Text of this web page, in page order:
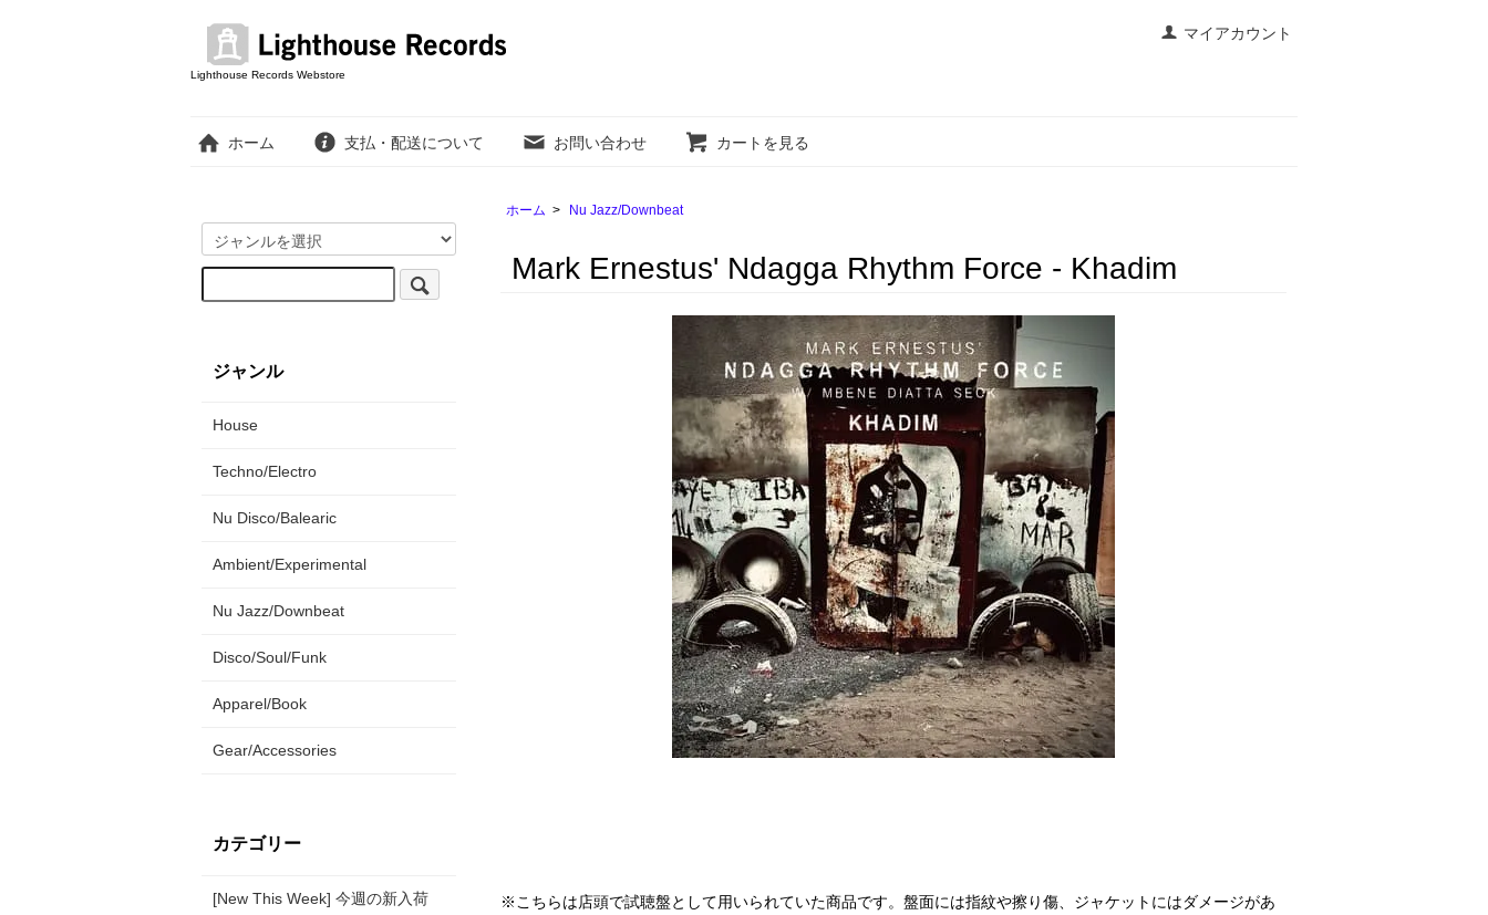
マイアカウント
Lighthouse Records Webstore
ホーム 支払・配送について お問い合わせ カートを見る
ホーム > Nu Jazz/Downbeat
Mark Ernestus' Ndagga Rhythm Force - Khadim
※こちらは店頭で試聴盤として用いられていた商品です。盤面には指紋や擦り傷、ジャケットにはダメージがあ
ジャンル
House
Techno/Electro
Nu Disco/Balearic
Ambient/Experimental
Nu Jazz/Downbeat
Disco/Soul/Funk
Apparel/Book
Gear/Accessories
カテゴリー
[New This Week] 今週の新入荷